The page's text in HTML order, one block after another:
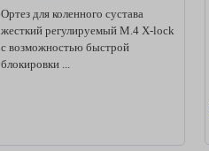
Ортез для коленного сустава
жесткий регулируемый M.4 X-lock
с возможностью быстрой
блокировки ...